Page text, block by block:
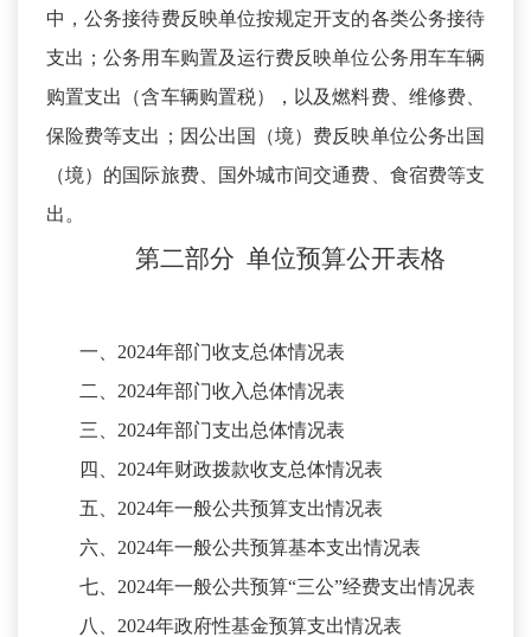
中，公务接待费反映单位按规定开支的各类公务接待
支出；公务用车购置及运行费反映单位公务用车车辆
购置支出（含车辆购置税），以及燃料费、维修费、
保险费等支出；因公出国（境）费反映单位公务出国
（境）的国际旅费、国外城市间交通费、食宿费等支
出。
第二部分 单位预算公开表格
一、 2024年部门收支总体情况表
二、 2024年部门收入总体情况表
三、 2024年部门支出总体情况表
四、 2024年财政拨款收支总体情况表
五、 2024年一般公共预算支出情况表
六、 2024年一般公共预算基本支出情况表
七、 2024年一般公共预算“三公”经费支出情况表
八、 2024年政府性基金预算支出情况表